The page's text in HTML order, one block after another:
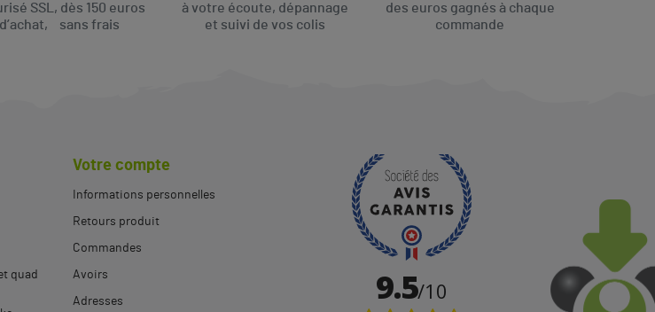
SSL, dès 150 euros
d’achat, sans frais
à votre écoute, dépannage
et suivi de vos colis
des euros gagnés à chaque
commande
quad
Votre compte
Informations personnelles
Retours produit
Commandes
Avoirs
Adresses